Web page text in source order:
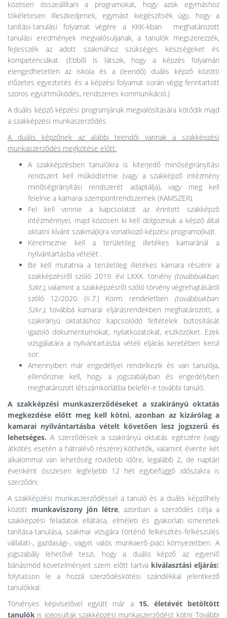
közösen összeállítani a programokat, hogy azok egymáshoz
tökéletesen illeszkedjenek, egymást kiegészítsék úgy, hogy a
tanítási-tanulási folyamat végére a KKK-kban meghatározott
tanulási eredmények megvalósuljanak, a tanulók megszerezzék,
fejlesszék az adott szakmához szükséges készségeket és
kompetenciákat. (Ebből is látszik, hogy a képzés folyamán
elengedhetetlen az iskola és a (leendő) duális képző közötti
előzetes egyeztetés és a képzési folyamat során végig fenntartott
szoros együttműködés, rendszeres kommunikáció.)
A duális képző képzési programjának megvalósítására kötődik majd
a szakképzési munkaszerződés.
A duális képzőnek az alábbi teendői vannak a szakképzési
munkaszerződés megkötése előtt:
A szakképzésben tanulókra is kiterjedő minőségirányítási
rendszert kell működtetnie (vagy a szakképző intézmény
minőségirányítási rendszerét adaptálja), vagy meg kell
felelnie a kamarai szempontrendszernek (KAMSZER).
Fel kell vennie a kapcsolatot az érintett szakképző
intézménnyel, majd közösen ki kell dolgozniuk a képző által
oktatni kívánt szakmá(k)ra vonatkozó képzési programo(ka)t.
Kérelmeznie kell a területileg illetékes kamaránál a
nyilvántartásba vételét .
Be kell mutatnia a területileg illetékes kamara részére a
szakképzésről szóló 2019. évi LXXX. törvény (továbbiakban:
Szkt.), valamint a szakképzésről szóló törvény végrehajtásáról
szóló 12/2020. (II.7.) Korm. rendeletben (továbbiakban:
Szkr.), továbbá kamarai eljárásrendekben meghatározott, a
szakirányú oktatáshoz kapcsolódó feltételek biztosítását
igazoló dokumentumokat, nyilatkozatokat, eszközöket. Ezek
vizsgálatára a nyilvántartásba vételi eljárás keretében kerül
sor.
Amennyiben már engedéllyel rendelkezik és van tanulója,
ellenőriznie kell, hogy a jogszabályban és engedélyben
meghatározott létszámkorlátba belefér-e további tanuló.
A szakképzési munkaszerződéseket a szakirányú oktatás
megkezdése előtt meg kell kötni, azonban az kizárólag a
kamarai nyilvántartásba vételt követően lesz jogszerű és
lehetséges. A szerződések a szakirányú oktatás egészére (vagy
átkötés esetén a hátralévő részére) köthetők, valamint évente két
alkalommal van lehetőség rövidebb időre, legalább 2, de naptári
évenként összesen legfeljebb 12 hét egybefüggő időszakra is
szerződni.
A szakképzési munkaszerződéssel a tanuló és a duális képzőhely
között munkaviszony jön létre, azonban a szerződés célja a
szakképzési feladatok ellátása, elméleti és gyakorlati ismeretek
tanítása-tanulása, szakmai vizsgára történő felkészítés-felkészülés
vállalati-, gazdasági-, vagyis valós munkaerő-piaci környezetben. A
jogszabály lehetővé teszi, hogy a duális képző az egyenlő
bánásmód követelményeit szem előtt tartva kiválasztási eljárást
folytasson le a hozzá szerződéskötési szándékkal jelentkező
tanulókkal.
Törvényes képviselővel együtt már a 15. életévét betöltött
tanulók is jogosultak szakképzési munkaszerződést kötni. További